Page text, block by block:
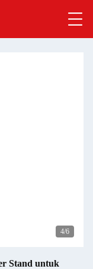
5/6
Stand untuk